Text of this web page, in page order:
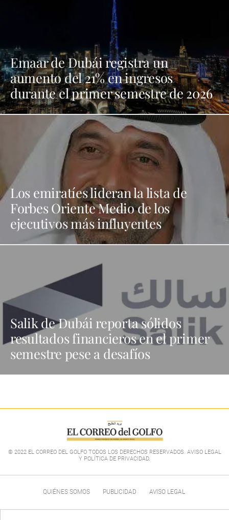
Emaar de Dubái registra un
aumento del 21% en ingresos
durante el primer semestre de 2026
Los emiratíes lideran la lista de
Forbes Oriente Medio de los
ejecutivos más influyentes
Salik de Dubái reporta sólidos
resultados financieros en el primer
semestre pese a desafíos
© 2022 EL CORREO DEL GOLFO TODOS LOS DERECHOS RESERVADOS. AVISO LEGAL
Y POLÍTICA DE PRIVACIDAD.
QUIÉNES SOMOS PUBLICIDAD AVISO LEGAL